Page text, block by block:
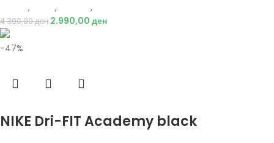
, , ,
4.390,00ден 2.990,00 ден
-47%
NIKE Dri-FIT Academy black